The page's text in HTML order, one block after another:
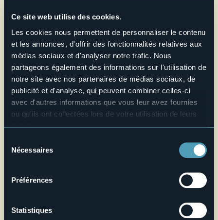
Ce site web utilise des cookies.
Les cookies nous permettent de personnaliser le contenu
et les annonces, d'offrir des fonctionnalités relatives aux
médias sociaux et d'analyser notre trafic. Nous
partageons également des informations sur l'utilisation de
notre site avec nos partenaires de médias sociaux, de
publicité et d'analyse, qui peuvent combiner celles-ci
avec d'autres informations que vous leur avez fournies
ou qu'ils ont collectées lors de votre utilisation de leurs
services.
manière de les gérer et de les supprimer,
cliquez ici
Nécessaires
Préférences
Statistiques
Groupe de 20 à 25 personnes maximum
Credits: Ecomuseo del Granito di Montorfano - Mergozzo
E-mail
info@parcovalgrande.it
Telefono
+39 0324 87540
Live
Très beau temps 19,5°
28802 - Mergozzo (VB)